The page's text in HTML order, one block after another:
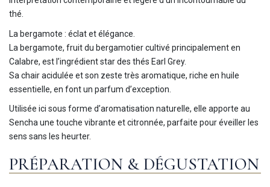
thé.
La bergamote : éclat et élégance.
La bergamote, fruit du bergamotier cultivé principalement en
Calabre, est l’ingrédient star des thés Earl Grey.
Sa chair acidulée et son zeste très aromatique, riche en huile
essentielle, en font un parfum d’exception.
Utilisée ici sous forme d’aromatisation naturelle, elle apporte au
Sencha une touche vibrante et citronnée, parfaite pour éveiller les
sens sans les heurter.
PRÉPARATION & DÉGUSTATION